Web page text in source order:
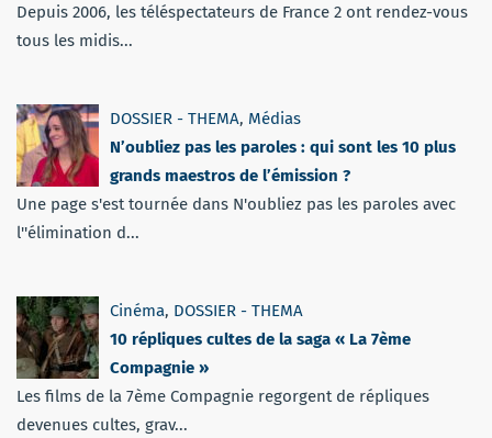
Depuis 2006, les téléspectateurs de France 2 ont rendez-vous
tous les midis...
DOSSIER - THEMA, Médias
N’oubliez pas les paroles : qui sont les 10 plus
grands maestros de l’émission ?
Une page s'est tournée dans N'oubliez pas les paroles avec
l''élimination d...
Cinéma, DOSSIER - THEMA
10 répliques cultes de la saga « La 7ème
Compagnie »
Les films de la 7ème Compagnie regorgent de répliques
devenues cultes, grav...